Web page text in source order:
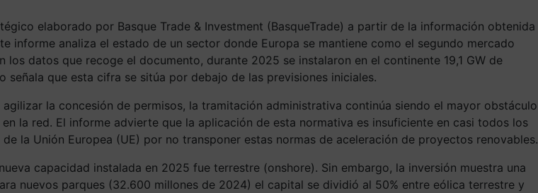
elaborado por Basque Trade & Investment (BasqueTrade) a partir de la información obtenida
informe analiza el estado de un sector donde Europa se mantiene como el segundo mercado
datos que recoge el documento, durante 2025 se instalaron en el continente 19,1 GW de
que esta cifra se sitúa por debajo de las previsiones iniciales.
la concesión de permisos, la tramitación administrativa continúa siendo el mayor obstáculo
la red. El informe advierte que la aplicación de esta normativa es insuficiente en casi todos los
la Unión Europea (UE) por no transponer estas normas de aceleración de proyectos renovables.
capacidad instalada en 2025 fue terrestre (onshore). Sin embargo, la inversión muestra una
nuevos parques (32.600 millones de 2024) el capital se dividió al 50% entre eólica terrestre y